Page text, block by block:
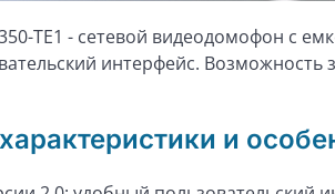
TE1 - сетевой видеодомофон с
интерфейс. Возможность
и